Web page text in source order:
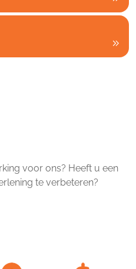
voor ons? Heeft u een
te verbeteren?